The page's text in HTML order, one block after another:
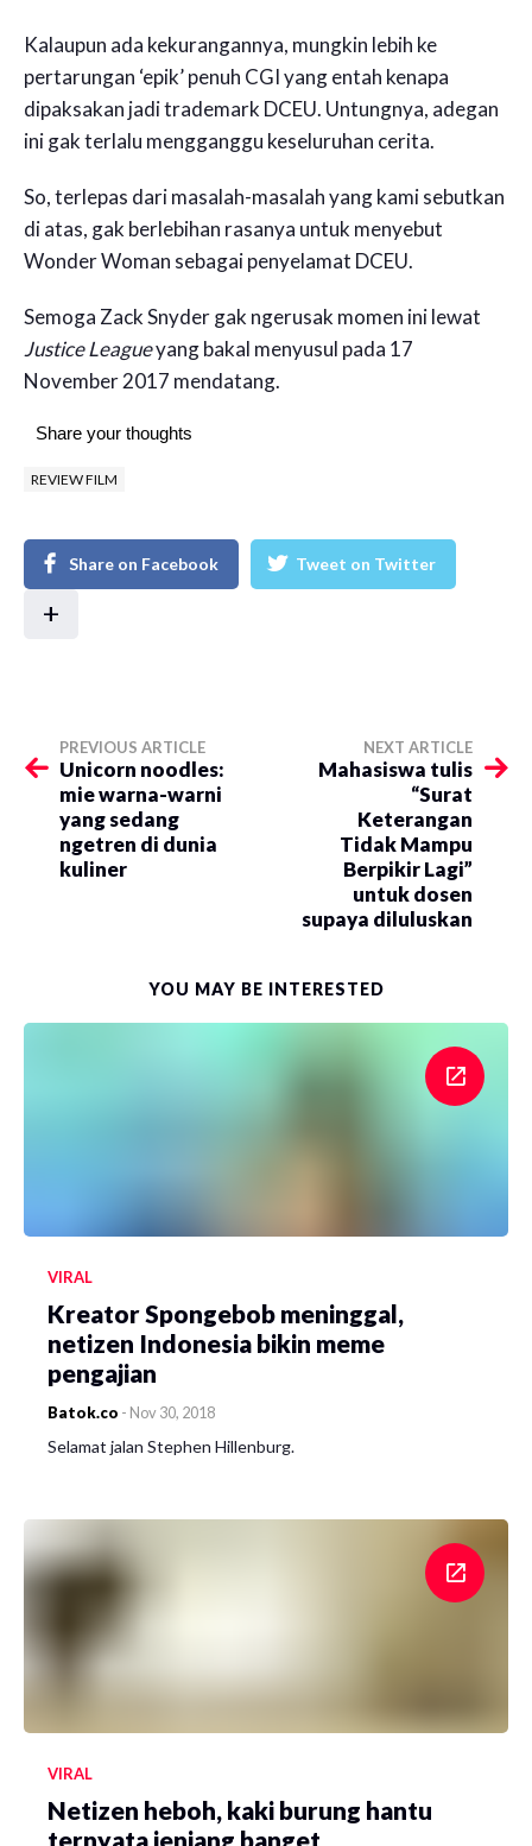
Kalaupun ada kekurangannya, mungkin lebih ke
pertarungan ‘epik’ penuh CGI yang entah kenapa
dipaksakan jadi trademark DCEU. Untungnya, adegan
ini gak terlalu mengganggu keseluruhan cerita.
So, terlepas dari masalah-masalah yang kami sebutkan
di atas, gak berlebihan rasanya untuk menyebut
Wonder Woman sebagai penyelamat DCEU.
Semoga Zack Snyder gak ngerusak momen ini lewat
Justice Leagueyang bakal menyusul pada 17
November 2017 mendatang.
Share your thoughts
REVIEW FILM
Share on Facebook Tweet on Twitter
+
PREVIOUS ARTICLE
Unicorn noodles:
mie warna-warni
yang sedang
ngetren di dunia
kuliner
NEXT ARTICLE
Mahasiswa tulis
“Surat
Keterangan
Tidak Mampu
Berpikir Lagi”
untuk dosen
supaya diluluskan
YOU MAY BE INTERESTED
VIRAL
Kreator Spongebob meninggal,
netizen Indonesia bikin meme
pengajian
Batok.co - Nov 30, 2018
Selamat jalan Stephen Hillenburg.
VIRAL
Netizen heboh, kaki burung hantu
ternyata jenjang banget